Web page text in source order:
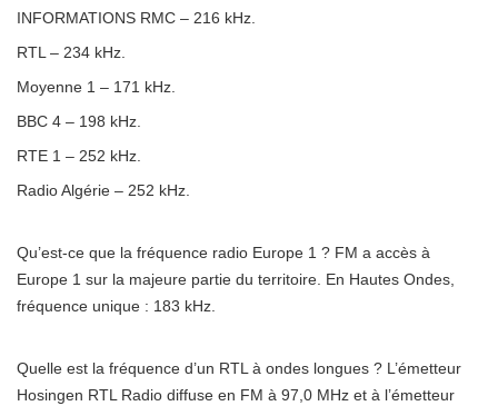
INFORMATIONS RMC – 216 kHz.
RTL – 234 kHz.
Moyenne 1 – 171 kHz.
BBC 4 – 198 kHz.
RTE 1 – 252 kHz.
Radio Algérie – 252 kHz.
Qu’est-ce que la fréquence radio Europe 1 ? FM a accès à
Europe 1 sur la majeure partie du territoire. En Hautes Ondes,
fréquence unique : 183 kHz.
Quelle est la fréquence d’un RTL à ondes longues ? L’émetteur
Hosingen RTL Radio diffuse en FM à 97,0 MHz et à l’émetteur